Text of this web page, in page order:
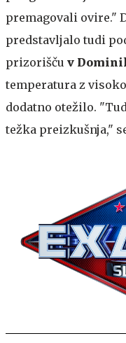
premagovali ovire."
predstavljalo tudi
prizorišču v
temperatura z
dodatno otežilo.
težka preizkušnja,"